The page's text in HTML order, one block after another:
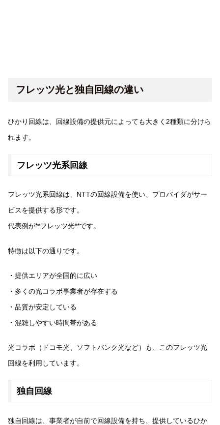
フレッツ光と独自回線の違い
ひかり回線は、回線設備の提供元によっても大きく2種類に分けら
れます。
フレッツ光系回線
フレッツ光系回線は、NTTの回線設備を使い、プロバイダがサー
ビスを提供する形です。
代表例が**フレッツ光**です。
特徴は以下の通りです。
・提供エリアが全国的に広い
・多くの光コラボ事業者が存在する
・品質が安定している
・混雑しやすい時間帯がある
光コラボ（ドコモ光、ソフトバンク光など）も、このフレッツ光
回線を利用しています。
独自回線
独自回線は、事業者が自前で回線設備を持ち、提供しているひか